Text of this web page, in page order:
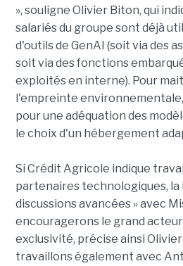
», souligne Olivier Biton, qui
salariés du groupe sont déjà
d'outils de GenAI (soit via des
soit via des fonctions
exploités en interne). Pour
l'empreinte environnementale,
pour une adéquation des
le choix d'un hébergement
Si Crédit Agricole indique
partenaires technologiques, la
discussions avancées » avec
encouragerons le grand
exclusivité, précise ainsi Olivier
travaillons également avec